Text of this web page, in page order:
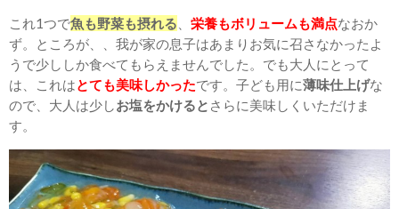
これ1つで魚も野菜も摂れる 栄養もボリュームも満点なおか
ず。ところが、、我が家の息子はあまりお気に召さなかったよ
うで少ししか食べてもらえませんでした。でも大人にとって
は、これはとても美味しかったです。子ども用に薄味仕上げな
ので、大人は少しお塩をかけると さらに美味しくいただけま
す。